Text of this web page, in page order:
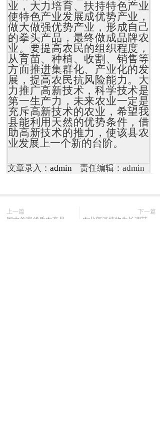
业，大力培育、扶持特色产业
使特色产业发展成优势产业，
做大做强优势产业，形成自己
的拳头产品，最终做成品牌农
业。要提高农民的组织程度，
从育苗、种植、收割、销售等
方面推进集群化、产业化的发
展，提高农民抗风险能力。大
力推广高新技术，科学技术是
第一生产力，未来农业一定是
充斥高新技术的农业，希望我
县能利用天然的优势条件，借
助高新技术的推力，使该县农
业发展上一个新的台阶。
文章录入： admin 责任编辑：admin
上一篇 下一篇